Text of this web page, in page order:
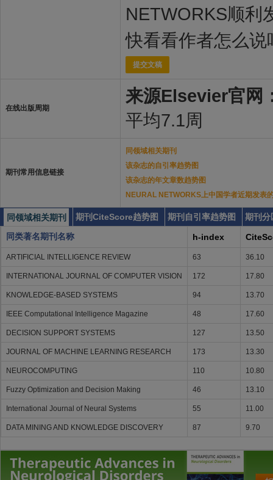
NETWORKS顺利
快看看作者怎么说
提交文稿
在线出版周期
来源Elsevier官网
平均7.1周
期刊常用信息链接
同领域相关期刊
该杂志的自引率趋势图
该杂志的年文章数趋势图
NEURAL NETWORKS上中国学者近期发表
同领域相关期刊 期刊CiteScore趋势图 期刊自引率趋势图
期刊分
同类著名期刊名称
h-index
ARTIFICIAL INTELLIGENCE REVIEW 63 36.10
INTERNATIONAL JOURNAL OF COMPUTER VISION 172 17.80
KNOWLEDGE-BASED SYSTEMS 94 13.70
IEEE Computational Intelligence Magazine 48 17.60
DECISION SUPPORT SYSTEMS 127 13.50
JOURNAL OF MACHINE LEARNING RESEARCH 173 13.30
NEUROCOMPUTING 110 10.80
Fuzzy Optimization and Decision Making 46 13.10
International Journal of Neural Systems 55 11.00
DATA MINING AND KNOWLEDGE DISCOVERY 87 9.70